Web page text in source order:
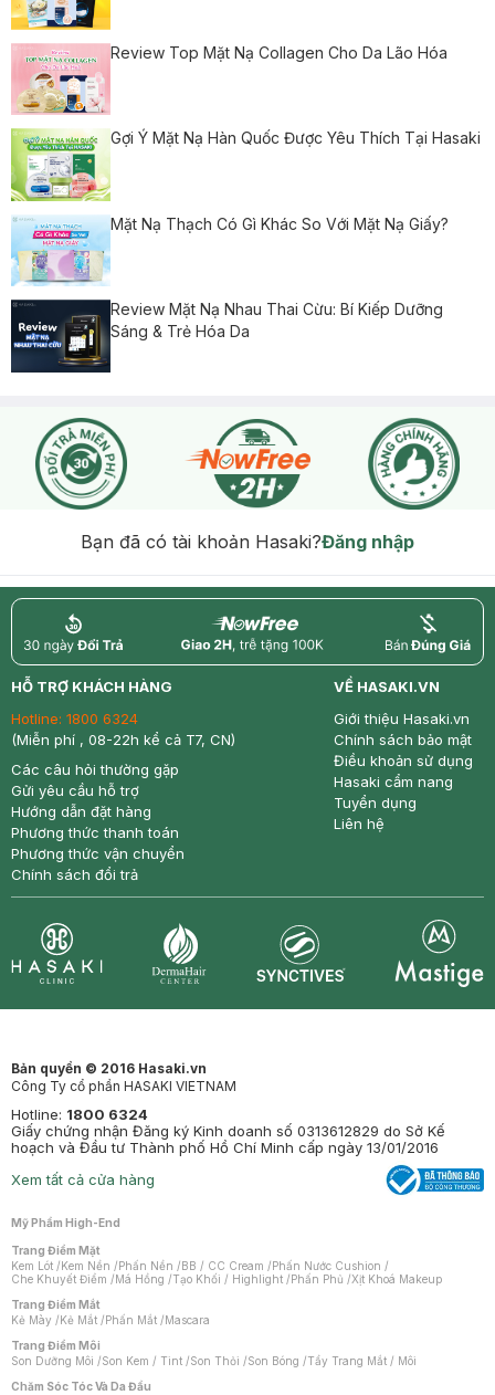
Review Top Mặt Nạ Collagen Cho Da Lão Hóa
Gợi Ý Mặt Nạ Hàn Quốc Được Yêu Thích Tại Hasaki
Mặt Nạ Thạch Có Gì Khác So Với Mặt Nạ Giấy?
Review Mặt Nạ Nhau Thai Cừu: Bí Kiếp Dưỡng
Sáng & Trẻ Hóa Da
Bạn đã có tài khoản Hasaki?Đăng nhập
return nowfree price
HỖ TRỢ KHÁCH HÀNG
Hotline: 1800 6324
(Miễn phí , 08-22h kể cả T7, CN)
Các câu hỏi thường gặp
Gửi yêu cầu hỗ trợ
Hướng dẫn đặt hàng
Phương thức thanh toán
Phương thức vận chuyển
Chính sách đổi trả
VỀ HASAKI.VN
Giới thiệu Hasaki.vn
Chính sách bảo mật
Điều khoản sử dụng
Hasaki cẩm nang
Tuyển dụng
Liên hệ
Bản quyền © 2016 Hasaki.vn
Công Ty cổ phần HASAKI VIETNAM
Hotline: 1800 6324
Giấy chứng nhận Đăng ký Kinh doanh số 0313612829 do Sở Kế
hoạch và Đầu tư Thành phố Hồ Chí Minh cấp ngày 13/01/2016
Xem tất cả cửa hàng
Mỹ Phẩm High-End
Trang Điểm Mặt
Kem Lót /Kem Nền /Phấn Nền /BB / CC Cream /Phấn Nước Cushion /
Che Khuyết Điểm /Má Hồng /Tạo Khối / Highlight /Phấn Phủ /Xịt Khoá Makeup
Trang Điểm Mắt
Kẻ Mày /Kẻ Mắt /Phấn Mắt /Mascara
Trang Điểm Môi
Son Dưỡng Môi /Son Kem / Tint /Son Thỏi /Son Bóng /Tẩy Trang Mắt / Môi
Chăm Sóc Tóc Và Da Đầu